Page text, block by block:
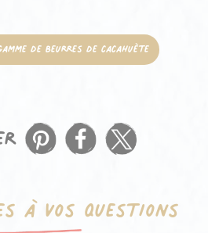
de Beurres de cacahuète
à vos questions